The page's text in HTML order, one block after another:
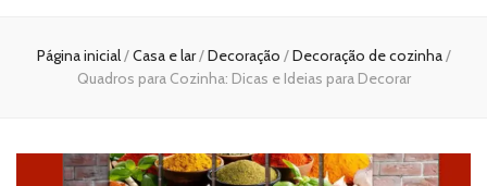
Página inicial/Casa e lar/Decoração /Decoração de cozinha/
Quadros para Cozinha: Dicas e Ideias para Decorar